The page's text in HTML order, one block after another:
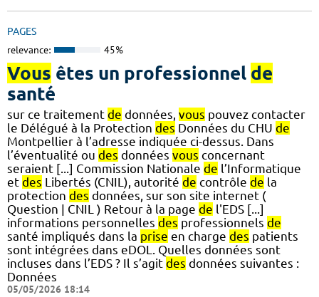
PAGES
relevance: 45%
Vous êtes un professionnel de
santé
sur ce traitement de données, vous pouvez contacter
le Délégué à la Protection des Données du CHU de
Montpellier à l’adresse indiquée ci-dessus. Dans
l’éventualité ou des données vous concernant
seraient [...] Commission Nationale de l’Informatique
et des Libertés (CNIL), autorité de contrôle de la
protection des données, sur son site internet (
Question | CNIL ) Retour à la page de l'EDS [...]
informations personnelles des professionnels de
santé impliqués dans la prise en charge des patients
sont intégrées dans eDOL. Quelles données sont
incluses dans l’EDS ? Il s’agit des données suivantes :
Données
05/05/2026 18:14